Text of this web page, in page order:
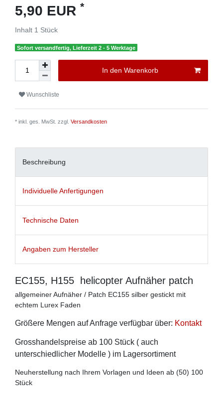
5,90 EUR *
Inhalt 1 Stück
Sofort versandfertig, Lieferzeit 2 - 5 Werktage
In den Warenkorb
Wunschliste
* inkl. ges. MwSt. zzgl. Versandkosten
Beschreibung
Individuelle Anfertigungen
Technische Daten
Angaben zum Hersteller
EC155, H155 helicopter Aufnäher patch
allgemeiner Aufnäher / Patch EC155 silber gestickt mit
echtem Lurex Faden
Größere Mengen auf Anfrage verfügbar über: Kontakt
Grosshandelspreise ab 100 Stück ( auch
unterschiedlicher Modelle ) im Lagersortiment
Neuherstellung nach Ihrem Vorlagen und Ideen ab (50) 100
Stück